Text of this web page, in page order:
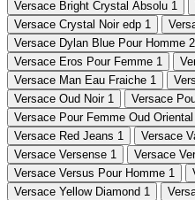
Versace Bright Crystal Absolu 1
Versace Crystal Noir edp 1
Versace Dylan Blue Pour Homme 2
Versace Eros Pour Femme 1
Versace Man Eau Fraiche 1
Versace Oud Noir 1 Versace
Versace Pour Femme Oud Oriental
Versace Red Jeans 1 Versace
Versace Versense 1 Versace
Versace Versus Pour Homme 1
Versace Yellow Diamond 1